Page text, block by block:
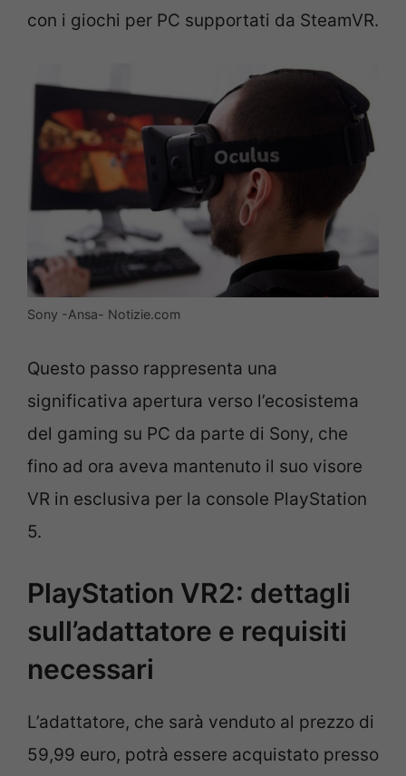
con i giochi per PC supportati da SteamVR.
Sony -Ansa- Notizie.com
Questo passo rappresenta una
significativa apertura verso l’ecosistema
del gaming su PC da parte di Sony, che
fino ad ora aveva mantenuto il suo visore
VR in esclusiva per la console PlayStation
5.
PlayStation VR2: dettagli
sull’adattatore e requisiti
necessari
L’adattatore, che sarà venduto al prezzo di
59,99 euro, potrà essere acquistato presso